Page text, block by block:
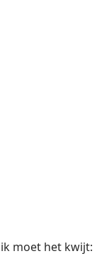
moet het kwijt: